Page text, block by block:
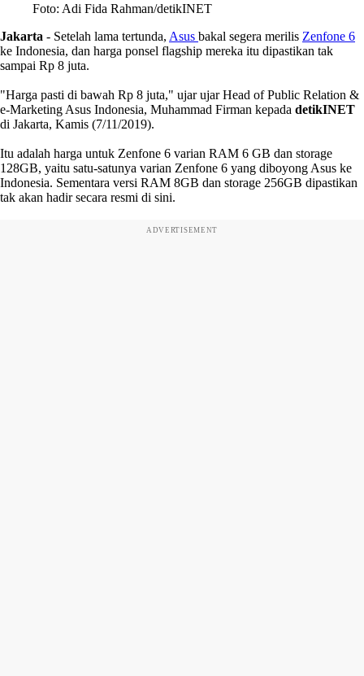
Foto: Adi Fida Rahman/detikINET
Jakarta - Setelah lama tertunda, Asus bakal segera merilis Zenfone 6
ke Indonesia, dan harga ponsel flagship mereka itu dipastikan tak
sampai Rp 8 juta.
"Harga pasti di bawah Rp 8 juta," ujar ujar Head of Public Relation &
e-Marketing Asus Indonesia, Muhammad Firman kepada detikINET
di Jakarta, Kamis (7/11/2019).
Itu adalah harga untuk Zenfone 6 varian RAM 6 GB dan storage
128GB, yaitu satu-satunya varian Zenfone 6 yang diboyong Asus ke
Indonesia. Sementara versi RAM 8GB dan storage 256GB dipastikan
tak akan hadir secara resmi di sini.
ADVERTISEMENT